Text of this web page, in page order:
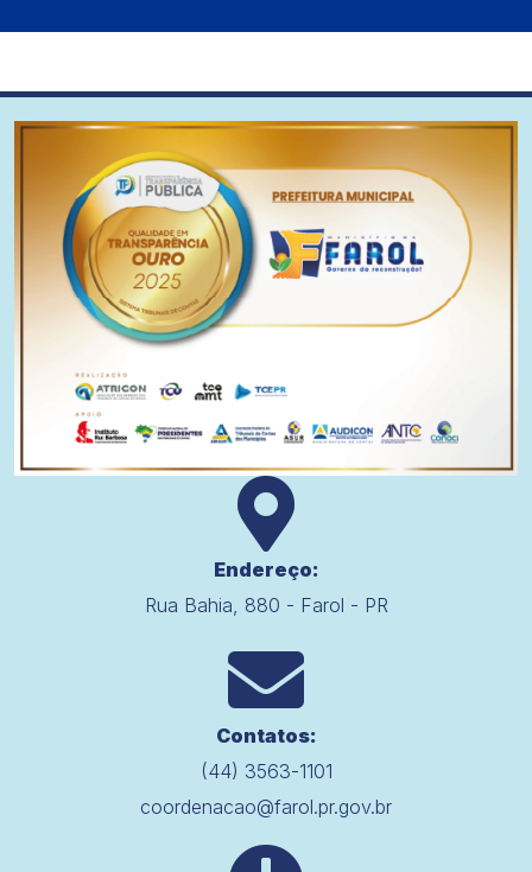
Endereço:
Rua Bahia, 880 - Farol - PR
Contatos:
(44) 3563-1101
coordenacao@farol.pr.gov.br